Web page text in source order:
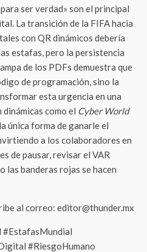
ser verdad» son el principal
La transición de la FIFA hacia
con QR dinámicos debería
estafas, pero la persistencia
de los PDFs demuestra que
de programación, sino la
esta urgencia en una
como el Cyber World
única forma de ganarle el
a los colaboradores en
de pausar, revisar el VAR
las banderas rojas se hacen
al correo: editor@thunder.mx
#EstafasMundial
#RiesgoHumano